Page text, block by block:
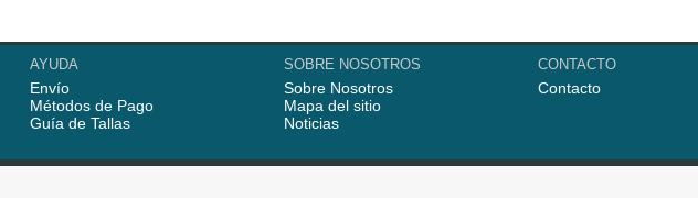
AYUDA
Envío
Métodos de Pago
Guía de Tallas
SOBRE NOSOTROS
Sobre Nosotros
Mapa del sitio
Noticias
CONTACTO
Contacto